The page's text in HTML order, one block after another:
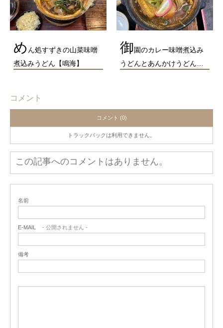
め ん処すずきの山菜味噌
煮込みうどん【鳴海】
御園のカレー味噌煮込み
うどんとあんかけうどん…
コメント
コメント (0)
トラックバックは利用できません。
この記事へのコメントはありません。
名前
E-MAIL - 公開されません -
備考